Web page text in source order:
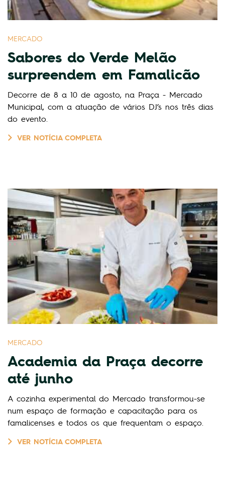
MERCADO
Sabores do Verde Melão
surpreendem em Famalicão
Decorre de 8 a 10 de agosto, na Praça - Mercado
Municipal, com a atuação de vários DJ’s nos três dias
do evento.
VER NOTÍCIA COMPLETA
MERCADO
Academia da Praça decorre
até junho
A cozinha experimental do Mercado transformou-se
num espaço de formação e capacitação para os
famalicenses e todos os que frequentam o espaço.
VER NOTÍCIA COMPLETA